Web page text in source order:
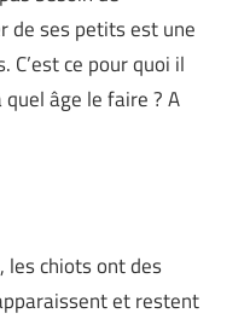
de ses petits est une
ce pour quoi il
quel âge le faire ? A
les chiots ont des
et restent